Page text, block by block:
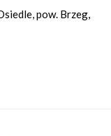
pow. Brzeg,